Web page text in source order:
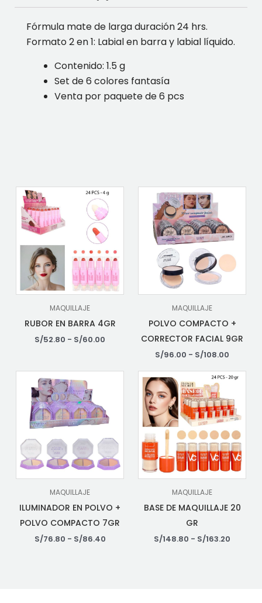
Fórmula mate de larga duración 24 hrs.
Formato 2 en 1: Labial en barra y labial líquido.
Contenido: 1.5 g
Set de 6 colores fantasía
Venta por paquete de 6 pcs
MAQUILLAJE
RUBOR EN BARRA 4GR
S/52.80 - S/60.00
MAQUILLAJE
POLVO COMPACTO +
CORRECTOR FACIAL 9GR
S/96.00 - S/108.00
MAQUILLAJE
ILUMINADOR EN POLVO +
POLVO COMPACTO 7GR
S/76.80 - S/86.40
MAQUILLAJE
BASE DE MAQUILLAJE 20
GR
S/148.80 - S/163.20